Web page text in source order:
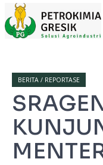
BERITA / REPORTASE